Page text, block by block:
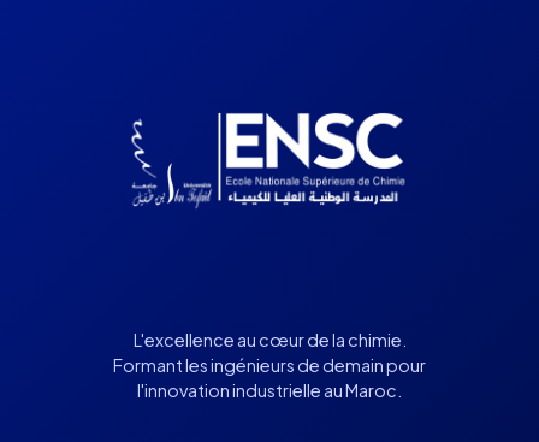
L'excellence au cœur de la chimie.
Formant les ingénieurs de demain pour
l'innovation industrielle au Maroc.